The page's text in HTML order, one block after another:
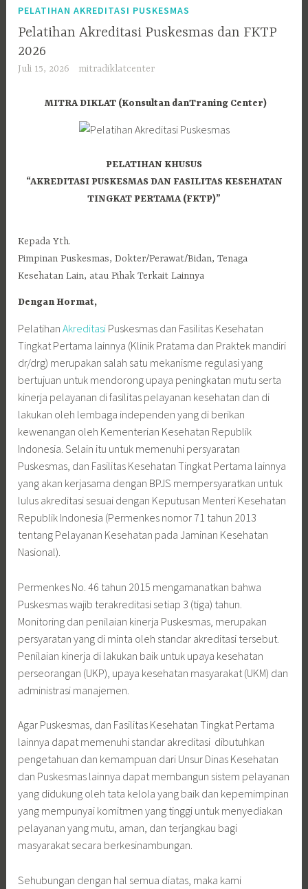
PELATIHAN AKREDITASI PUSKESMAS
Pelatihan Akreditasi Puskesmas dan FKTP
2026
Juli 15, 2026 mitradiklatcenter
MITRA DIKLAT (Konsultan danTraning Center)
PELATIHAN KHUSUS
“AKREDITASI PUSKESMAS DAN FASILITAS KESEHATAN
TINGKAT PERTAMA (FKTP)”
Kepada Yth.
Pimpinan Puskesmas, Dokter/Perawat/Bidan, Tenaga
Kesehatan Lain, atau Pihak Terkait Lainnya
Dengan Hormat,
PelatihanAkreditasi Puskesmas dan Fasilitas Kesehatan
Tingkat Pertama lainnya (Klinik Pratama dan Praktek mandiri
dr/drg) merupakan salah satu mekanisme regulasi yang
bertujuan untuk mendorong upaya peningkatan mutu serta
kinerja pelayanan di fasilitas pelayanan kesehatan dan di
lakukan oleh lembaga independen yang di berikan
kewenangan oleh Kementerian Kesehatan Republik
Indonesia. Selain itu untuk memenuhi persyaratan
Puskesmas, dan Fasilitas Kesehatan Tingkat Pertama lainnya
yang akan kerjasama dengan BPJS mempersyaratkan untuk
lulus akreditasi sesuai dengan Keputusan Menteri Kesehatan
Republik Indonesia (Permenkes nomor 71 tahun 2013
tentang Pelayanan Kesehatan pada Jaminan Kesehatan
Nasional).
Permenkes No. 46 tahun 2015 mengamanatkan bahwa
Puskesmas wajib terakreditasi setiap 3 (tiga) tahun.
Monitoring dan penilaian kinerja Puskesmas, merupakan
persyaratan yang di minta oleh standar akreditasi tersebut.
Penilaian kinerja di lakukan baik untuk upaya kesehatan
perseorangan (UKP), upaya kesehatan masyarakat (UKM) dan
administrasi manajemen.
Agar Puskesmas, dan Fasilitas Kesehatan Tingkat Pertama
lainnya dapat memenuhi standar akreditasi dibutuhkan
pengetahuan dan kemampuan dari Unsur Dinas Kesehatan
dan Puskesmas lainnya dapat membangun sistem pelayanan
yang didukung oleh tata kelola yang baik dan kepemimpinan
yang mempunyai komitmen yang tinggi untuk menyediakan
pelayanan yang mutu, aman, dan terjangkau bagi
masyarakat secara berkesinambungan.
Sehubungan dengan hal semua diatas, maka kami